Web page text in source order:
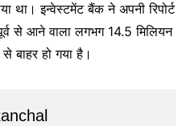
था। इन्वेस्टमेंट बैंक ने अपनी रिपोर्ट
से आने वाला लगभग 14.5 मिलियन
बाहर हो गया है।